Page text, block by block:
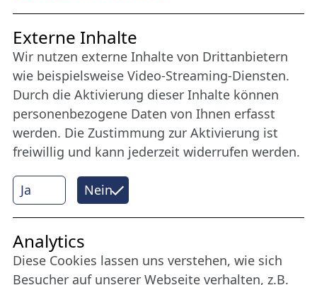
Freundes­kreis
Bleiben Sie uns das ganze Jahr über verbunden:
Werden Sie Freund der Nordischen Filmtage
Lübeck.
Mehr erfahren
Internet Partner
Ja Nein
Externe Inhalte
Wir nutzen externe Inhalte von Drittanbietern
wie beispielsweise Video-Streaming-Diensten.
Durch die Aktivierung dieser Inhalte können
personenbezogene Daten von Ihnen erfasst
werden. Die Zustimmung zur Aktivierung ist
freiwillig und kann jederzeit widerrufen werden.
Analytics
Diese Cookies lassen uns verstehen, wie sich
Besucher auf unserer Webseite verhalten, z.B.